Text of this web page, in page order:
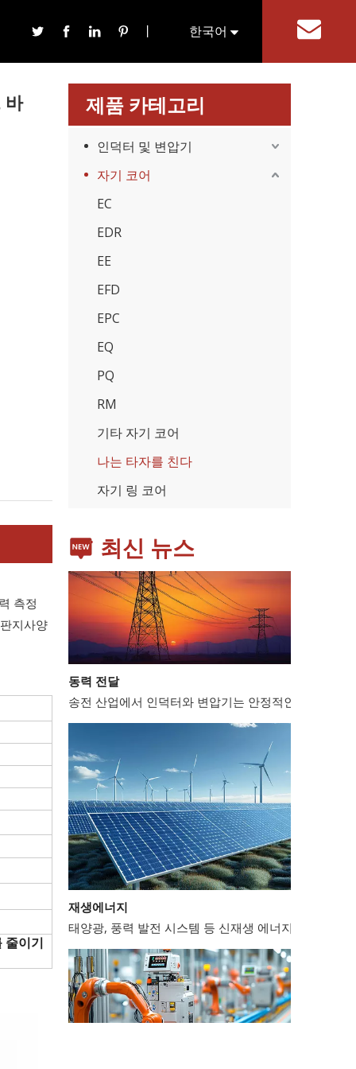
丨 한국어
English
바
측정
지사양
이기
제품 카테고리
인덕터 및 변압기
자기 코어
EC
EDR
EE
EFD
EPC
EQ
PQ
RM
기타 자기 코어
나는 타자를 친다
자기 링 코어
최신 뉴스
가전제품
스마트폰, 태블릿, 웨어러블 기기 등 가전제품이 확
동력 전달
송전 산업에서 인덕터와 변압기는 안정적인 전력망
재생에너지
태양광, 풍력 발전 시스템 등 신재생 에너지 분야에서